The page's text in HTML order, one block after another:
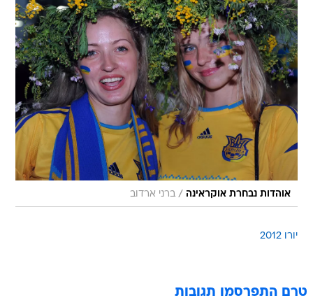
אוהדות נבחרת אוקראינה / ברני ארדוב
יורו 2012
טרם התפרסמו תגובות